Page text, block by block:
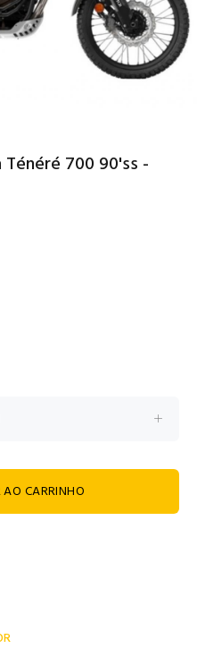
700 90'ss -
CARRINHO